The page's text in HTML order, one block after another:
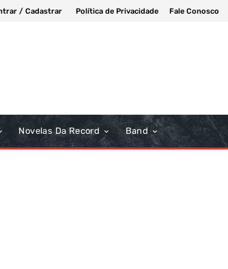
/ Cadastrar Política de Privacidade Fale Conosco
Novelas Da Record Band